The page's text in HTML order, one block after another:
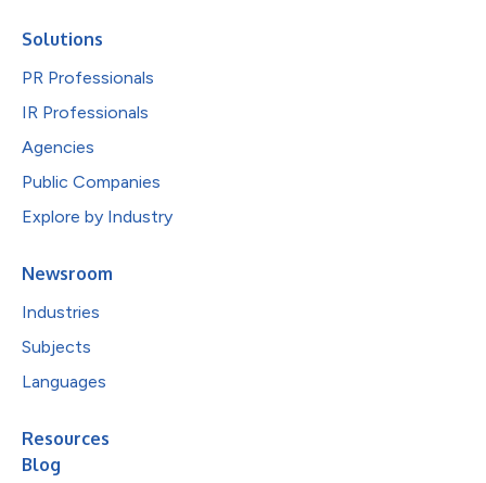
Solutions
PR Professionals
IR Professionals
Agencies
Public Companies
Explore by Industry
Newsroom
Industries
Subjects
Languages
Resources
Blog